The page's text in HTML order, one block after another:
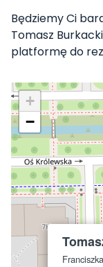
Będziemy Ci
Tomasz
platformę do
+
−